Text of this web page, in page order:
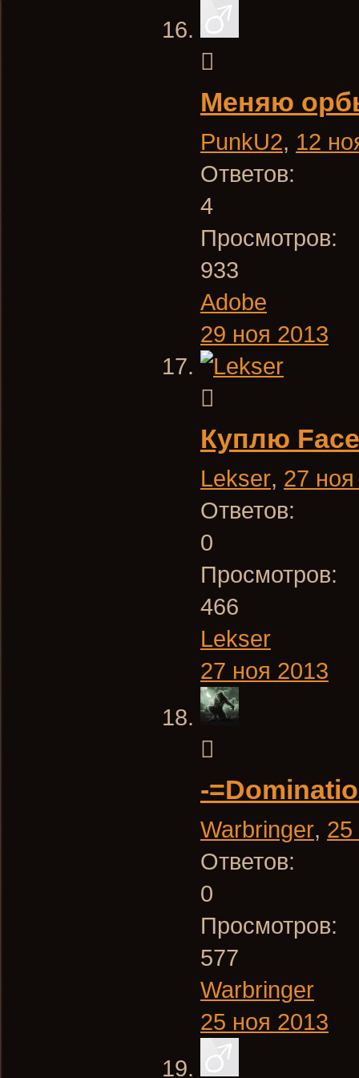
Меняю
PunkU2, 12
Ответов:
4
Просмотров:
933
Adobe
29 ноя 2013
Куплю
Lekser, 27
Ответов:
0
Просмотров:
466
Lekser
27 ноя 2013
-
Warbringer, 25
Ответов:
0
Просмотров:
577
Warbringer
25 ноя 2013